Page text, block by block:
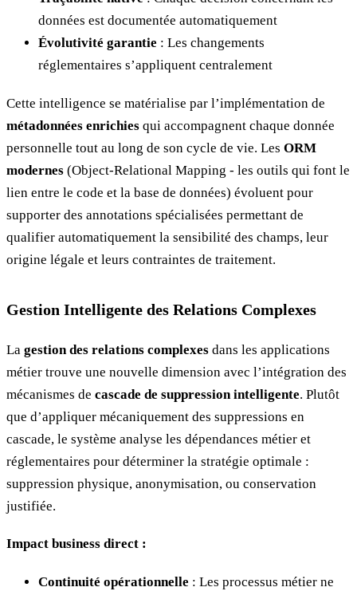
données est documentée automatiquement
Évolutivité garantie : Les changements
réglementaires s’appliquent centralement
Cette intelligence se matérialise par l’implémentation de
métadonnées enrichies qui accompagnent chaque donnée
personnelle tout au long de son cycle de vie. Les ORM
modernes (Object-Relational Mapping - les outils qui font le
lien entre le code et la base de données) évoluent pour
supporter des annotations spécialisées permettant de
qualifier automatiquement la sensibilité des champs, leur
origine légale et leurs contraintes de traitement.
Gestion Intelligente des Relations Complexes
La gestion des relations complexes dans les applications
métier trouve une nouvelle dimension avec l’intégration des
mécanismes de cascade de suppression intelligente. Plutôt
que d’appliquer mécaniquement des suppressions en
cascade, le système analyse les dépendances métier et
réglementaires pour déterminer la stratégie optimale :
suppression physique, anonymisation, ou conservation
justifiée.
Impact business direct :
Continuité opérationnelle : Les processus métier ne